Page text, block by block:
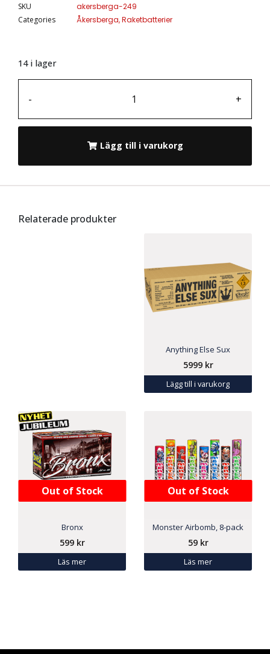
SKU
akersberga-249
Categories
Åkersberga,Raketbatterier
14 i lager
- +
Lägg till i varukorg
Relaterade produkter
Anything Else Sux
5999 kr
Lägg till i varukorg
Out of Stock
Bronx
599 kr
Läs mer
Out of Stock
Monster Airbomb, 8-pack
59 kr
Läs mer